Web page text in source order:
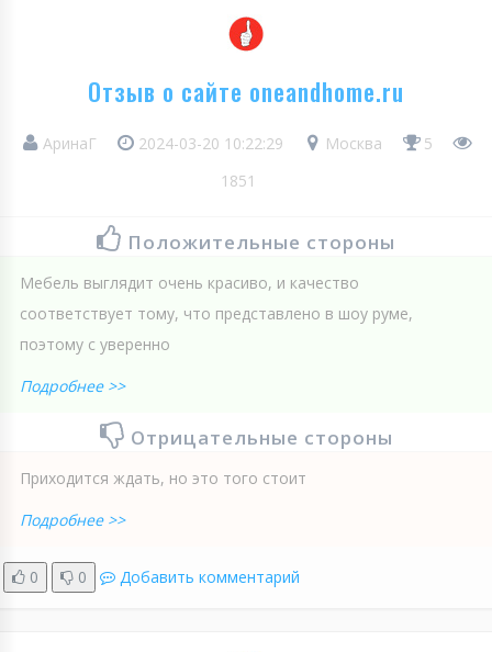
Отзыв о сайте oneandhome.ru
АринаГ 2024-03-20 10:22:29 Москва
5
1851
Положительные стороны
Мебель выглядит очень красиво, и качество
соответствует тому, что представлено в шоу руме,
поэтому с уверенно
Подробнее >>
Отрицательные стороны
Приходится ждать, но это того стоит
Подробнее >>
0 0 Добавить комментарий